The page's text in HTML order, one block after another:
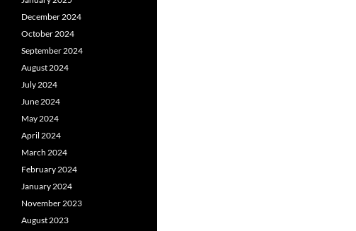
December 2024
October 2024
September 2024
August 2024
July 2024
June 2024
May 2024
April 2024
March 2024
February 2024
January 2024
November 2023
August 2023